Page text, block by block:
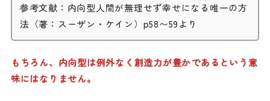
参考文献：内向型人間が無理せず幸せになる唯一の方
法（著：スーザン・ケイン）p58〜59より
もちろん、内向型は例外なく創造力が豊かであるという意
味にはなりません。